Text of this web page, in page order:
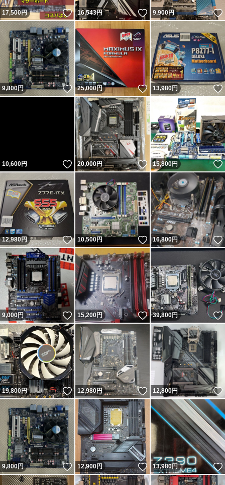
17,500円 いいね！
16,543円 いいね！
9,900円
9,800円 いいね！
25,000円 いいね！
13,980円
10,600円 いいね！
20,000円 いいね！
15,800円
12,980円 いいね！
10,500円 いいね！
16,800円
9,000円 いいね！
15,200円 いいね！
39,800円
19,800円 いいね！
12,980円 いいね！
12,800円
9,800円 いいね！
12,900円 いいね！
13,980円